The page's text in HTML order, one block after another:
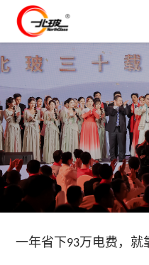
一年省下93万电费，就